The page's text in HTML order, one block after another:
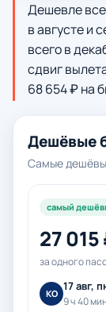
Дешевле
в августе и
всего в
сдвиг
68 654 ₽ на
Дешёвые
Самые
самый
27
за одного
КО
17 авг,